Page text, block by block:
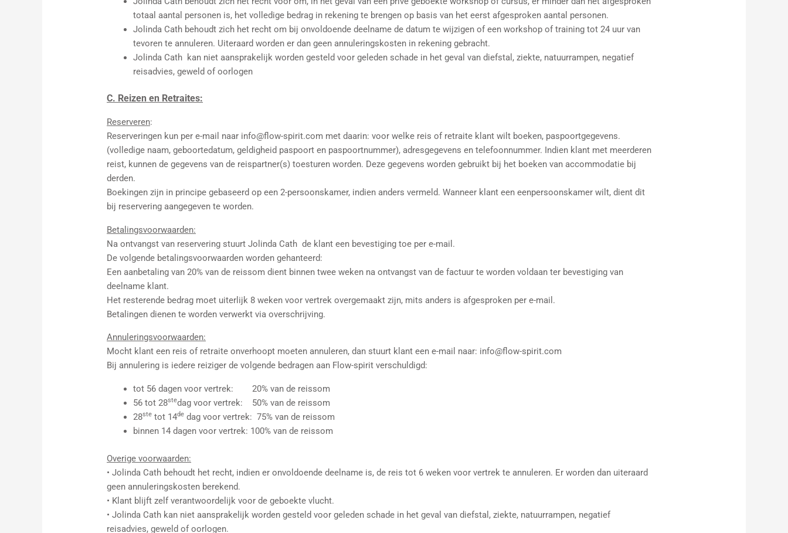
totaal aantal personen is, het volledige bedrag in rekening te brengen op basis van het eerst afgesproken aantal personen.
Jolinda Cath behoudt zich het recht om bij onvoldoende deelname de datum te wijzigen of een workshop of training tot 24 uur van
tevoren te annuleren. Uiteraard worden er dan geen annuleringskosten in rekening gebracht.
Jolinda Cath kan niet aansprakelijk worden gesteld voor geleden schade in het geval van diefstal, ziekte, natuurrampen, negatief
reisadvies, geweld of oorlogen
C. Reizen en Retraites:
Reserveren:
Reserveringen kun per e-mail naar info@flow-spirit.com met daarin: voor welke reis of retraite klant wilt boeken, paspoortgegevens.
(volledige naam, geboortedatum, geldigheid paspoort en paspoortnummer), adresgegevens en telefoonnummer. Indien klant met meerderen
reist, kunnen de gegevens van de reispartner(s) toesturen worden. Deze gegevens worden gebruikt bij het boeken van accommodatie bij
derden.
Boekingen zijn in principe gebaseerd op een 2-persoonskamer, indien anders vermeld. Wanneer klant een eenpersoonskamer wilt, dient dit
bij reservering aangegeven te worden.
Betalingsvoorwaarden:
Na ontvangst van reservering stuurt Jolinda Cath de klant een bevestiging toe per e-mail.
De volgende betalingsvoorwaarden worden gehanteerd:
Een aanbetaling van 20% van de reissom dient binnen twee weken na ontvangst van de factuur te worden voldaan ter bevestiging van
deelname klant.
Het resterende bedrag moet uiterlijk 8 weken voor vertrek overgemaakt zijn, mits anders is afgesproken per e-mail.
Betalingen dienen te worden verwerkt via overschrijving.
Annuleringsvoorwaarden:
Mocht klant een reis of retraite onverhoopt moeten annuleren, dan stuurt klant een e-mail naar: info@flow-spirit.com
Bij annulering is iedere reiziger de volgende bedragen aan Flow-spirit verschuldigd:
tot 56 dagen voor vertrek: 20% van de reissom
56 tot 28stedag voor vertrek: 50% van de reissom
28ste tot 14de dag voor vertrek: 75% van de reissom
binnen 14 dagen voor vertrek: 100% van de reissom
Overige voorwaarden:
• Jolinda Cath behoudt het recht, indien er onvoldoende deelname is, de reis tot 6 weken voor vertrek te annuleren. Er worden dan uiteraard
geen annuleringskosten berekend.
• Klant blijft zelf verantwoordelijk voor de geboekte vlucht.
• Jolinda Cath kan niet aansprakelijk worden gesteld voor geleden schade in het geval van diefstal, ziekte, natuurrampen, negatief
reisadvies, geweld of oorlogen.